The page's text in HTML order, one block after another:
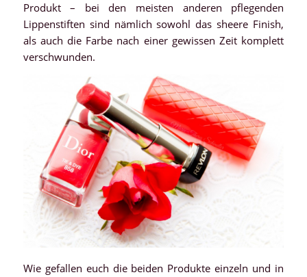
Produkt – bei den meisten anderen pflegenden
Lippenstiften sind nämlich sowohl das sheere Finish,
als auch die Farbe nach einer gewissen Zeit komplett
verschwunden.
Wie gefallen euch die beiden Produkte einzeln und in